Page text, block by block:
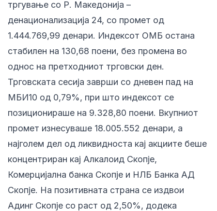
тргување со Р. Македонија –
денационализација 24, со промет од
1.444.769,99 денари. Индексот ОМБ остана
стабилен на 130,68 поени, без промена во
однос на претходниот трговски ден.
Трговската сесија заврши со дневен пад на
МБИ10 од 0,79%, при што индексот се
позиционираше на 9.328,80 поени. Вкупниот
промет изнесуваше 18.005.552 денари, а
најголем дел од ликвидноста кај акциите беше
концентриран кај Алкалоид Скопје,
Комерцијална банка Скопје и НЛБ Банка АД
Скопје. На позитивната страна се издвои
Адинг Скопје со раст од 2,50%, додека